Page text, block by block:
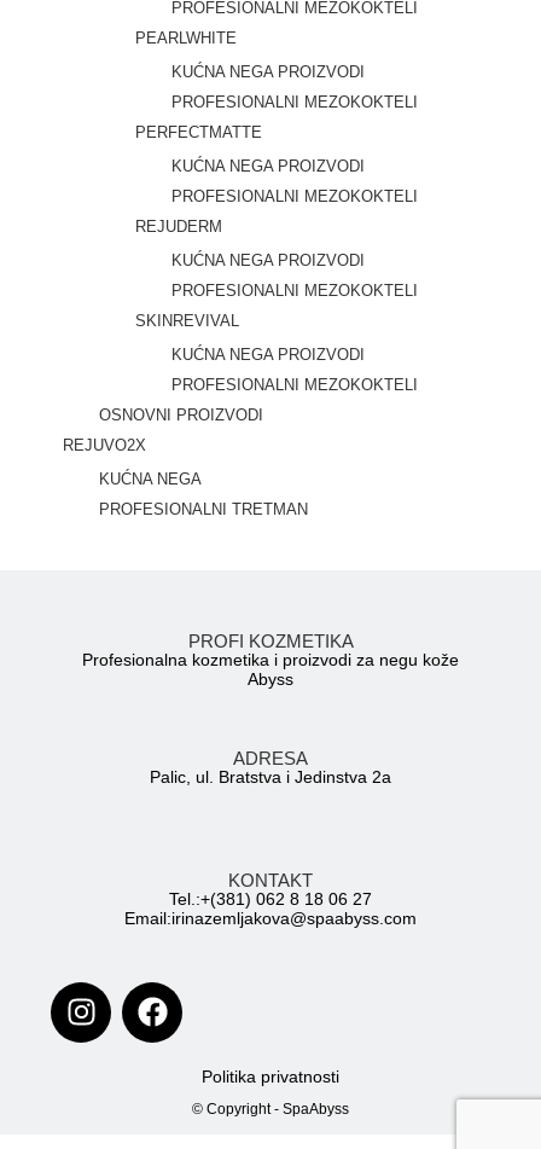
PROFESIONALNI MEZOKOKTELI
PEARLWHITE
KUĆNA NEGA PROIZVODI
PROFESIONALNI MEZOKOKTELI
PERFECTMATTE
KUĆNA NEGA PROIZVODI
PROFESIONALNI MEZOKOKTELI
REJUDERM
KUĆNA NEGA PROIZVODI
PROFESIONALNI MEZOKOKTELI
SKINREVIVAL
KUĆNA NEGA PROIZVODI
PROFESIONALNI MEZOKOKTELI
OSNOVNI PROIZVODI
REJUVO2X
KUĆNA NEGA
PROFESIONALNI TRETMAN
PROFI KOZMETIKA
Profesionalna kozmetika i proizvodi za negu kože
Abyss
ADRESA
Palic, ul. Bratstva i Jedinstva 2a
KONTAKT
Tel.:+(381) 062 8 18 06 27
Email:irinazemljakova@spaabyss.com
Politika privatnosti
© Copyright - SpaAbyss